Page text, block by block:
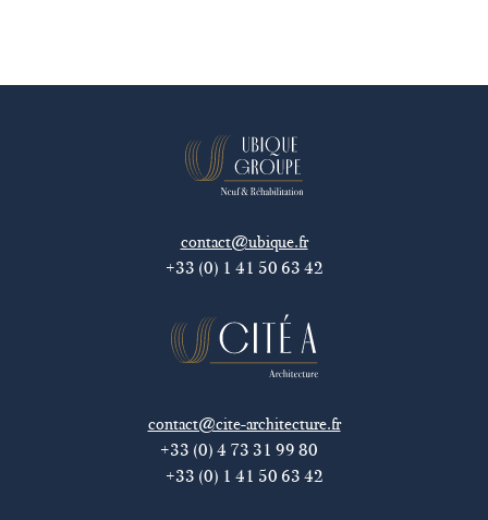
contact@ubique.fr
+33 (0) 1 41 50 63 42
contact@cite-architecture.fr
+33 (0) 4 73 31 99 80
+33 (0) 1 41 50 63 42